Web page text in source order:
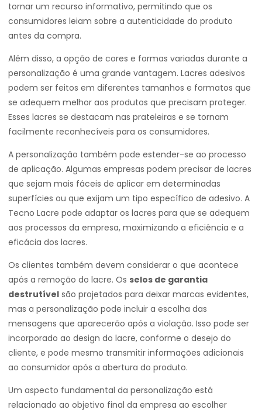
tornar um recurso informativo, permitindo que os
consumidores leiam sobre a autenticidade do produto
antes da compra.
Além disso, a opção de cores e formas variadas durante a
personalização é uma grande vantagem. Lacres adesivos
podem ser feitos em diferentes tamanhos e formatos que
se adequem melhor aos produtos que precisam proteger.
Esses lacres se destacam nas prateleiras e se tornam
facilmente reconhecíveis para os consumidores.
A personalização também pode estender-se ao processo
de aplicação. Algumas empresas podem precisar de lacres
que sejam mais fáceis de aplicar em determinadas
superfícies ou que exijam um tipo específico de adesivo. A
Tecno Lacre pode adaptar os lacres para que se adequem
aos processos da empresa, maximizando a eficiência e a
eficácia dos lacres.
Os clientes também devem considerar o que acontece
após a remoção do lacre. Os selos de garantia
destrutível são projetados para deixar marcas evidentes,
mas a personalização pode incluir a escolha das
mensagens que aparecerão após a violação. Isso pode ser
incorporado ao design do lacre, conforme o desejo do
cliente, e pode mesmo transmitir informações adicionais
ao consumidor após a abertura do produto.
Um aspecto fundamental da personalização está
relacionado ao objetivo final da empresa ao escolher